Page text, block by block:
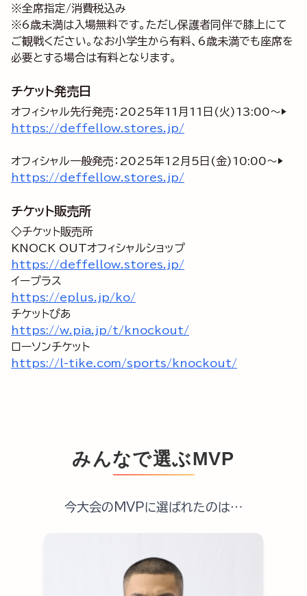
※全席指定/消費税込み
※6歳未満は入場無料です。ただし保護者同伴で膝上にて
ご観戦ください。なお小学生から有料、6歳未満でも座席を
必要とする場合は有料となります。
チケット発売日
オフィシャル先行発売：2025年11月11日(火)13:00～▶
https://deffellow.stores.jp/
オフィシャル一般発売：2025年12月5日(金)10:00～▶
https://deffellow.stores.jp/
チケット販売所
◇チケット販売所
https://deffellow.stores.jp/
https://eplus.jp/ko/
https://w.pia.jp/t/knockout/
https://l-tike.com/sports/knockout/
みんなで選ぶMVP
今大会のMVPに選ばれたのは…